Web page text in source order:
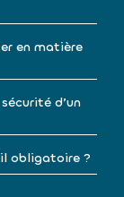
en matière
d’un
obligatoire ?